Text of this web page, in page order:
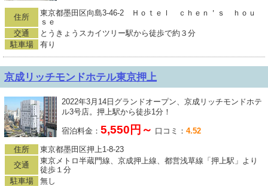
住所
東京都墨田区向島3-46-2 Ｈｏｔｅｌ ｃｈｅｎ＇ｓ ｈｏｕ
ｓｅ
交通
とうきょうスカイツリー駅から徒歩で約３分
駐車場
有り
京成リッチモンドホテル東京押上
2022年3月14日グランドオープン、京成リッチモンドホテ
ル3号店。押上駅から徒歩1分！
宿泊料金： 5,550円～ 口コミ： 4.52
住所
東京都墨田区押上1-8-23
交通
東京メトロ半蔵門線、京成押上線、都営浅草線「押上駅」より
徒歩１分
駐車場
無し